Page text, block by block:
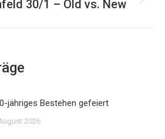
Nächster
30/1 – Old vs. New
jähriges Bestehen gefeiert
2026